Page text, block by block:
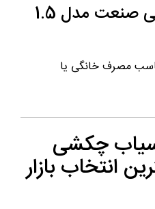
آسیاب رومیزی پارسی صنعت مدل 1.5
مصرف خانگی یا
چکشی
انتخاب بازار